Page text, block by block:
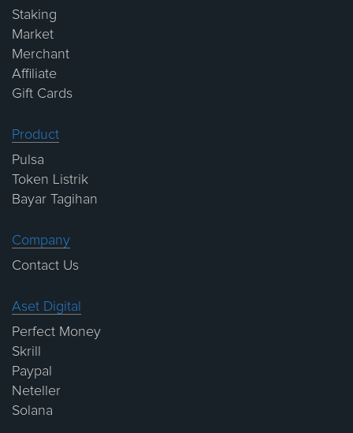
Staking
Market
Merchant
Affiliate
Gift Cards
Product
Pulsa
Token Listrik
Bayar Tagihan
Company
Contact Us
Aset Digital
Perfect Money
Skrill
Paypal
Neteller
Solana